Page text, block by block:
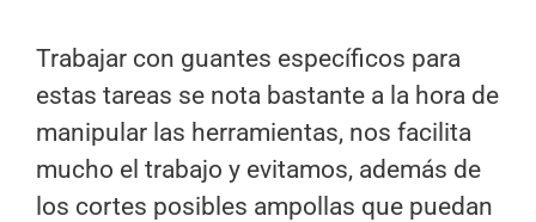
Trabajar con guantes específicos para
estas tareas se nota bastante a la hora de
manipular las herramientas, nos facilita
mucho el trabajo y evitamos, además de
los cortes posibles ampollas que puedan